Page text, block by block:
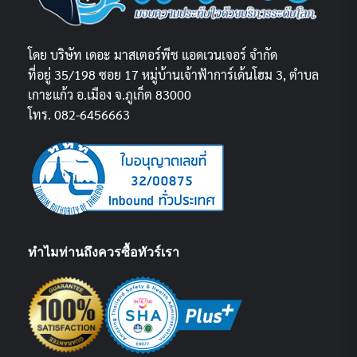
โดย บริษัท เดอะ มาสเตอร์พีช แอดเวนเจอร์ จำกัด
ที่อยู่ 35/198 ซอย 17 หมู่บ้านเจ้าฟ้าการ์เด้นโฮม 3, ตำบล
เกาะแก้ว อ.เมือง จ.ภูเก็ต 83000
โทร. 082-6456663
ทำไมท่านถึงควรซื้อทัวร์เรา